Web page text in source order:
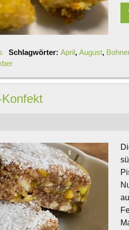
Schlagwörter: April, August,